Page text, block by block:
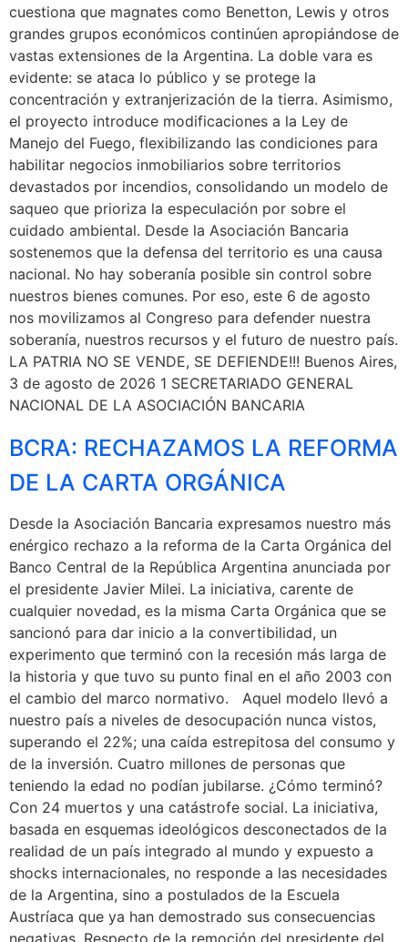
cuestiona que magnates como Benetton, Lewis y otros
grandes grupos económicos continúen apropiándose de
vastas extensiones de la Argentina. La doble vara es
evidente: se ataca lo público y se protege la
concentración y extranjerización de la tierra. Asimismo,
el proyecto introduce modificaciones a la Ley de
Manejo del Fuego, flexibilizando las condiciones para
habilitar negocios inmobiliarios sobre territorios
devastados por incendios, consolidando un modelo de
saqueo que prioriza la especulación por sobre el
cuidado ambiental. Desde la Asociación Bancaria
sostenemos que la defensa del territorio es una causa
nacional. No hay soberanía posible sin control sobre
nuestros bienes comunes. Por eso, este 6 de agosto
nos movilizamos al Congreso para defender nuestra
soberanía, nuestros recursos y el futuro de nuestro país.
LA PATRIA NO SE VENDE, SE DEFIENDE!!! Buenos Aires,
3 de agosto de 2026 1 SECRETARIADO GENERAL
NACIONAL DE LA ASOCIACIÓN BANCARIA
BCRA: RECHAZAMOS LA REFORMA
DE LA CARTA ORGÁNICA
Desde la Asociación Bancaria expresamos nuestro más
enérgico rechazo a la reforma de la Carta Orgánica del
Banco Central de la República Argentina anunciada por
el presidente Javier Milei. La iniciativa, carente de
cualquier novedad, es la misma Carta Orgánica que se
sancionó para dar inicio a la convertibilidad, un
experimento que terminó con la recesión más larga de
la historia y que tuvo su punto final en el año 2003 con
el cambio del marco normativo. Aquel modelo llevó a
nuestro país a niveles de desocupación nunca vistos,
superando el 22%; una caída estrepitosa del consumo y
de la inversión. Cuatro millones de personas que
teniendo la edad no podían jubilarse. ¿Cómo terminó?
Con 24 muertos y una catástrofe social. La iniciativa,
basada en esquemas ideológicos desconectados de la
realidad de un país integrado al mundo y expuesto a
shocks internacionales, no responde a las necesidades
de la Argentina, sino a postulados de la Escuela
Austríaca que ya han demostrado sus consecuencias